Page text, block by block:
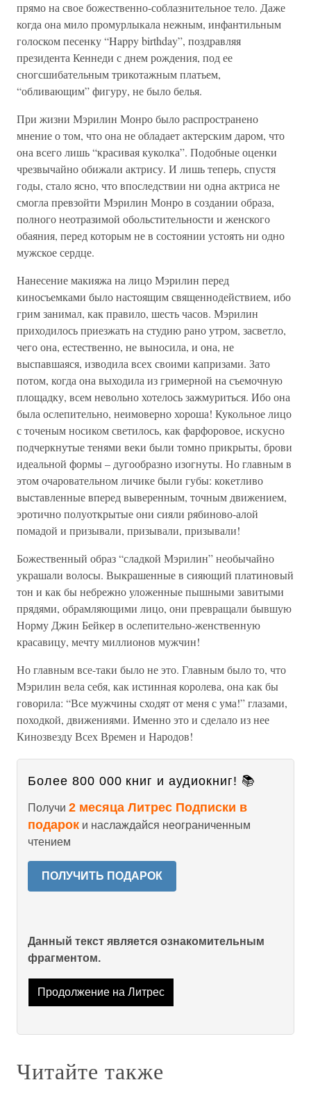
прямо на свое божественно-соблазнительное тело. Даже
когда она мило промурлыкала нежным, инфантильным
голоском песенку “Happy birthday”, поздравляя
президента Кеннеди с днем рождения, под ее
сногсшибательным трикотажным платьем,
“обливающим” фигуру, не было белья.
При жизни Мэрилин Монро было распространено
мнение о том, что она не обладает актерским даром, что
она всего лишь “красивая куколка”. Подобные оценки
чрезвычайно обижали актрису. И лишь теперь, спустя
годы, стало ясно, что впоследствии ни одна актриса не
смогла превзойти Мэрилин Монро в создании образа,
полного неотразимой обольстительности и женского
обаяния, перед которым не в состоянии устоять ни одно
мужское сердце.
Нанесение макияжа на лицо Мэрилин перед
киносъемками было настоящим священнодействием, ибо
грим занимал, как правило, шесть часов. Мэрилин
приходилось приезжать на студию рано утром, засветло,
чего она, естественно, не выносила, и она, не
выспавшаяся, изводила всех своими капризами. Зато
потом, когда она выходила из гримерной на съемочную
площадку, всем невольно хотелось зажмуриться. Ибо она
была ослепительно, неимоверно хороша! Кукольное лицо
с точеным носиком светилось, как фарфоровое, искусно
подчеркнутые тенями веки были томно прикрыты, брови
идеальной формы – дугообразно изогнуты. Но главным в
этом очаровательном личике были губы: кокетливо
выставленные вперед выверенным, точным движением,
эротично полуоткрытые они сияли рябиново-алой
помадой и призывали, призывали, призывали!
Божественный образ “сладкой Мэрилин” необычайно
украшали волосы. Выкрашенные в сияющий платиновый
тон и как бы небрежно уложенные пышными завитыми
прядями, обрамляющими лицо, они превращали бывшую
Норму Джин Бейкер в ослепительно-женственную
красавицу, мечту миллионов мужчин!
Но главным все-таки было не это. Главным было то, что
Мэрилин вела себя, как истинная королева, она как бы
говорила: “Все мужчины сходят от меня с ума!” глазами,
походкой, движениями. Именно это и сделало из нее
Кинозвезду Всех Времен и Народов!
Более 800 000 книг и аудиокниг! 📚
Получи 2 месяца Литрес Подписки в
подарок и наслаждайся неограниченным
чтением
ПОЛУЧИТЬ ПОДАРОК
Данный текст является ознакомительным
фрагментом.
Продолжение на Литрес
Читайте также